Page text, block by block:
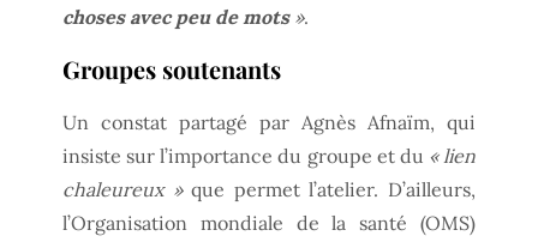
choses avec peu de mots».
Groupes soutenants
Un constat partagé par Agnès Afnaïm, qui
insiste sur l’importance du groupe et du « lien
chaleureux »que permet l’atelier. D’ailleurs,
l’Organisation mondiale de la santé (OMS)